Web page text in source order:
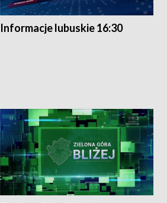
Informacje lubuskie 16:30